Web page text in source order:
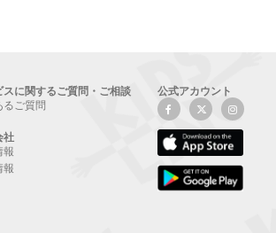
スに関するご質問・ご相談
るご質問
社
報
報
公式アカウント